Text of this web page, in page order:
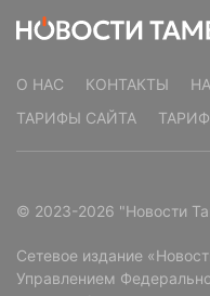
О НАС КОНТАКТЫ
ТАРИФЫ САЙТА
© 2023-2026 "Новости
Сетевое издание
Управлением